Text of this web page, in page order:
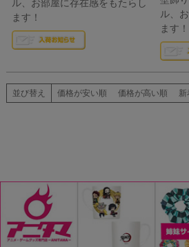
ル、お部屋に存在感をもたらし
ます！
ル、
ます！
並び替え 価格が安い順 価格が高い順 新